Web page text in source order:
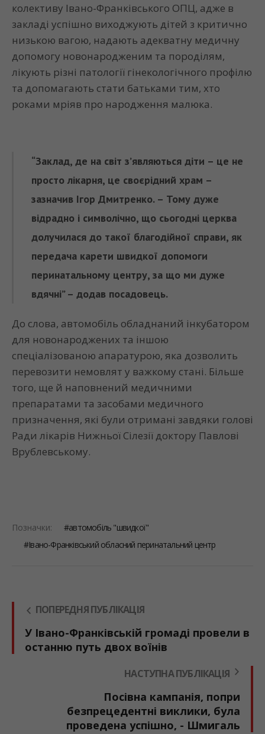
колективу Івано-Франківського ОПЦ, адже в
закладі успішно виходжують дітей з критично
низькою вагою, надають адекватну медичну
допомогу новонародженим та породілям,
лікують різні патології гінекологічного профілю
та допомагають стати батьками тим, хто
роками мріяв про народження малюка.
“Заклад, де на світ з’являються діти – це не
просто лікарня, це своєрідний храм –
зазначив Ігор Дмитренко. – Тому дуже
відрадно і символічно, що сьогодні церква
долучилася до такої благодійної справи, як
передача карети швидкої допомоги
перинатальному центру, за що ми дуже
вдячні” – додав посадовець.
До слова, автомобіль обладнаний інкубатором
для новонароджених та іншою
спеціалізованою апаратурою, яка дозволить
перевозити немовлят у важкому стані. Більше
того, ще й наповнений медичними
препаратами та засобами медичного
призначення, які були отримані завдяки голові
Ради лікарів Нижньої Сілезії доктору Павлові
Врублевському.
Позначки:
автомобіль "швидкої"
Івано-Франківський обласний перинатальний центр
ПОПЕРЕДНЯ ПУБЛІКАЦІЯ
У Івано-Франківській громаді провели в
останню путь двох воїнів
НАСТУПНА ПУБЛІКАЦІЯ
Посівна кампанія, попри
безпрецедентні виклики, була
проведена успішно, - Шмигаль